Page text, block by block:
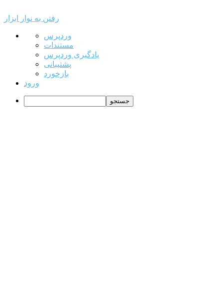
رفتن به نوار ابزار
درباره
وردپرس
وردپرس
مستندات
یادگیری وردپرس
پشتیبانی
بازخورد
ورود
جستجو